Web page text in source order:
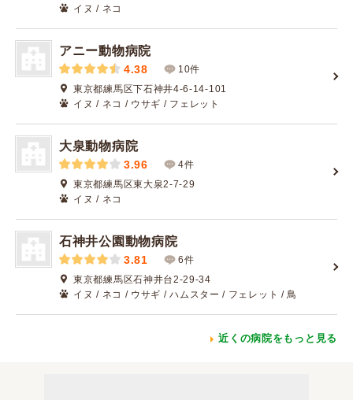
イヌ / ネコ
アニー動物病院
4.38
10件
東京都練馬区下石神井4-6-14-101
イヌ / ネコ / ウサギ / フェレット
大泉動物病院
3.96
4件
東京都練馬区東大泉2-7-29
イヌ / ネコ
石神井公園動物病院
3.81
6件
東京都練馬区石神井台2-29-34
イヌ / ネコ / ウサギ / ハムスター / フェレット / 鳥
近くの病院をもっと見る